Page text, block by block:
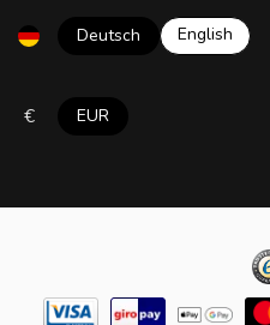
Deutsch English
€ EUR